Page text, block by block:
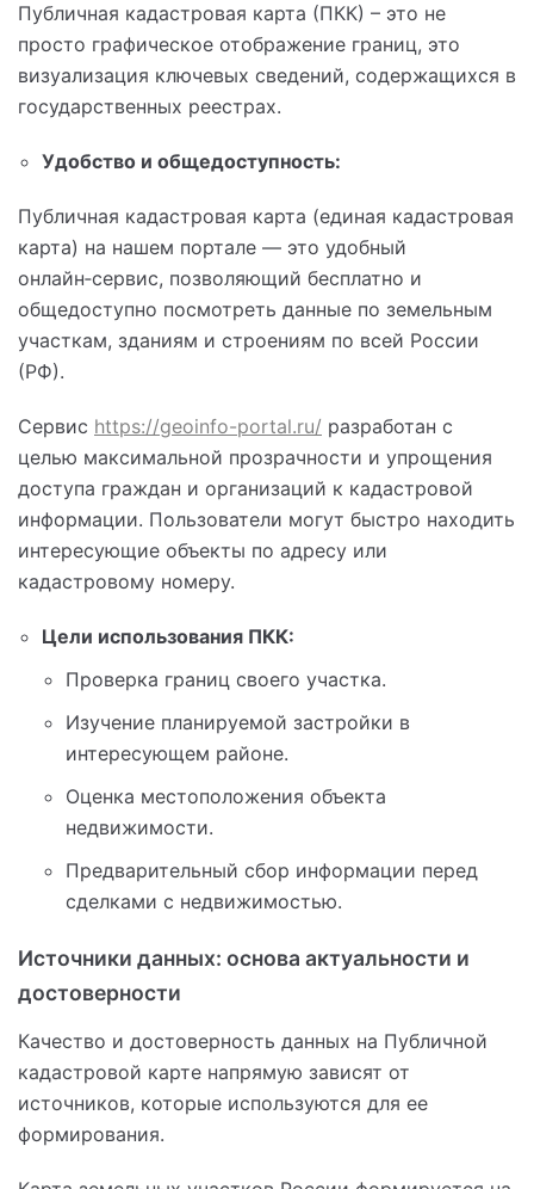
Публичная кадастровая карта (ПКК) – это не
просто графическое отображение границ, это
визуализация ключевых сведений, содержащихся в
государственных реестрах.
Удобство и общедоступность:
Публичная кадастровая карта (единая кадастровая
карта) на нашем портале — это удобный
онлайн‑сервис, позволяющий бесплатно и
общедоступно посмотреть данные по земельным
участкам, зданиям и строениям по всей России
(РФ).
Сервис https://geoinfo-portal.ru/ разработан с
целью максимальной прозрачности и упрощения
доступа граждан и организаций к кадастровой
информации. Пользователи могут быстро находить
интересующие объекты по адресу или
кадастровому номеру.
Цели использования ПКК:
Проверка границ своего участка.
Изучение планируемой застройки в
интересующем районе.
Оценка местоположения объекта
недвижимости.
Предварительный сбор информации перед
сделками с недвижимостью.
Источники данных: основа актуальности и
достоверности
Качество и достоверность данных на Публичной
кадастровой карте напрямую зависят от
источников, которые используются для ее
формирования.